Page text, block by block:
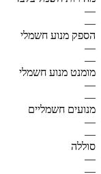
—
—
הספק מנוע חשמלי
—
—
מומנט מנוע חשמלי
—
—
מנועים חשמליים
—
—
סוללה
—
—